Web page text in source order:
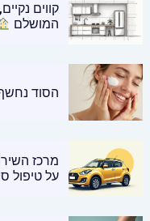
קווים
המושלם
הסוד
מרכז
על טיפול